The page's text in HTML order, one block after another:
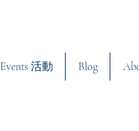
Events 活動 Blog